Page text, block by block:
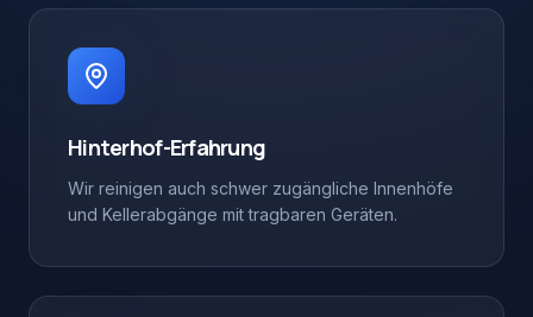
Hinterhof-Erfahrung
Wir reinigen auch schwer zugängliche Innenhöfe
und Kellerabgänge mit tragbaren Geräten.